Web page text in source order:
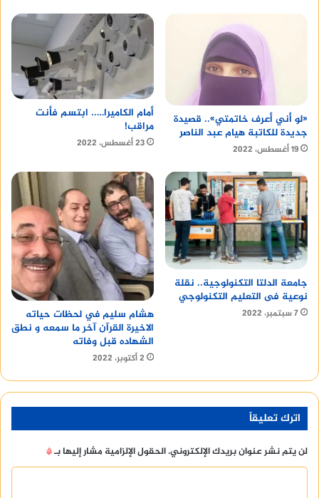
«لو أني أعرف خاتمتي».. قصيدة
جديدة للكاتبة هيام عبد الناصر
19 أغسطس، 2022
أمام الكاميرا….. ابتسم فأنت
مراقب!
23 أغسطس، 2022
جامعة الدلتا التكنولوجية.. نقلة
نوعية فى التعليم التكنولوجي
7 سبتمبر، 2022
هشام سليم في لحظات حياته
الاخيرة القرآن آخر ما سمعه و نطق
الشهاده قبل وفاته
2 أكتوبر، 2022
اترك تعليقاً
لن يتم نشر عنوان بريدك الإلكتروني.الحقول الإلزامية مشار إليها بـ*